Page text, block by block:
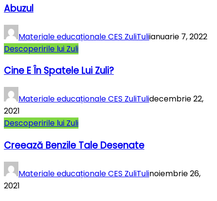
Abuzul
Materiale educaționale CES ZuliTuliianuarie 7, 2022
Descoperirile lui Zuli
Cine E În Spatele Lui Zuli?
Materiale educaționale CES ZuliTulidecembrie 22,
2021
Descoperirile lui Zuli
Creează Benzile Tale Desenate
Materiale educaționale CES ZuliTulinoiembrie 26,
2021